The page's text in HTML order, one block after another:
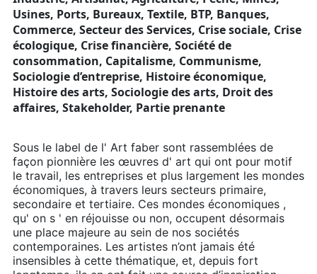
Usines, Ports, Bureaux, Textile, BTP, Banques,
Commerce, Secteur des Services, Crise sociale, Crise
écologique, Crise financière, Société de
consommation, Capitalisme, Communisme,
Sociologie d’entreprise, Histoire économique,
Histoire des arts, Sociologie des arts, Droit des
affaires, Stakeholder, Partie prenante
Sous le label de l' Art faber sont rassemblées de
façon pionnière les œuvres d' art qui ont pour motif
le travail, les entreprises et plus largement les mondes
économiques, à travers leurs secteurs primaire,
secondaire et tertiaire. Ces mondes économiques ,
qu' on s ' en réjouisse ou non, occupent désormais
une place majeure au sein de nos sociétés
contemporaines. Les artistes n’ont jamais été
insensibles à cette thématique, et, depuis fort